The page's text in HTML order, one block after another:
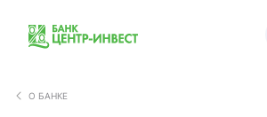
О БАНКЕ